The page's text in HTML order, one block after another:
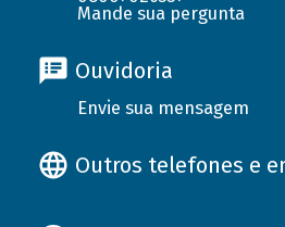
Mande sua pergunta
Ouvidoria
Envie sua mensagem
Outros telefones e